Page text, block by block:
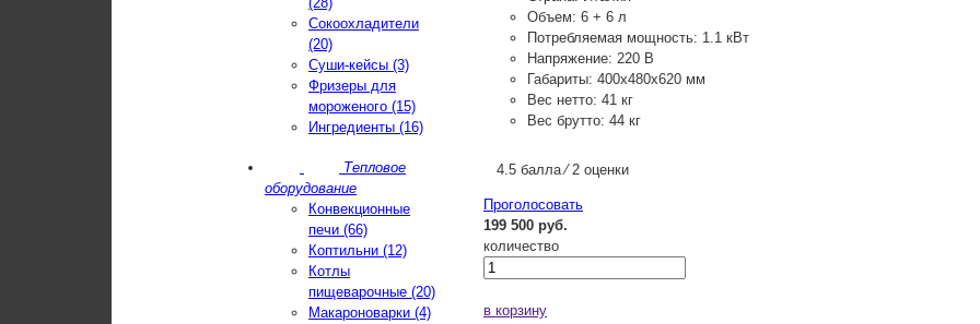
Объем: 6 + 6 л
Потребляемая мощность: 1.1 кВт
Напряжение: 220 В
Габариты: 400х480х620 мм
Вес нетто: 41 кг
Вес брутто: 44 кг
4.5 балла ⁄ 2 оценки
Проголосовать
199 500 руб.
количество
в корзину
Сокоохладители
(20)
Суши-кейсы (3)
Фризеры для
мороженого (15)
Ингредиенты (16)
Тепловое
оборудование
Конвекционные
печи (66)
Коптильни (12)
Котлы
пищеварочные (20)
Макароноварки (4)